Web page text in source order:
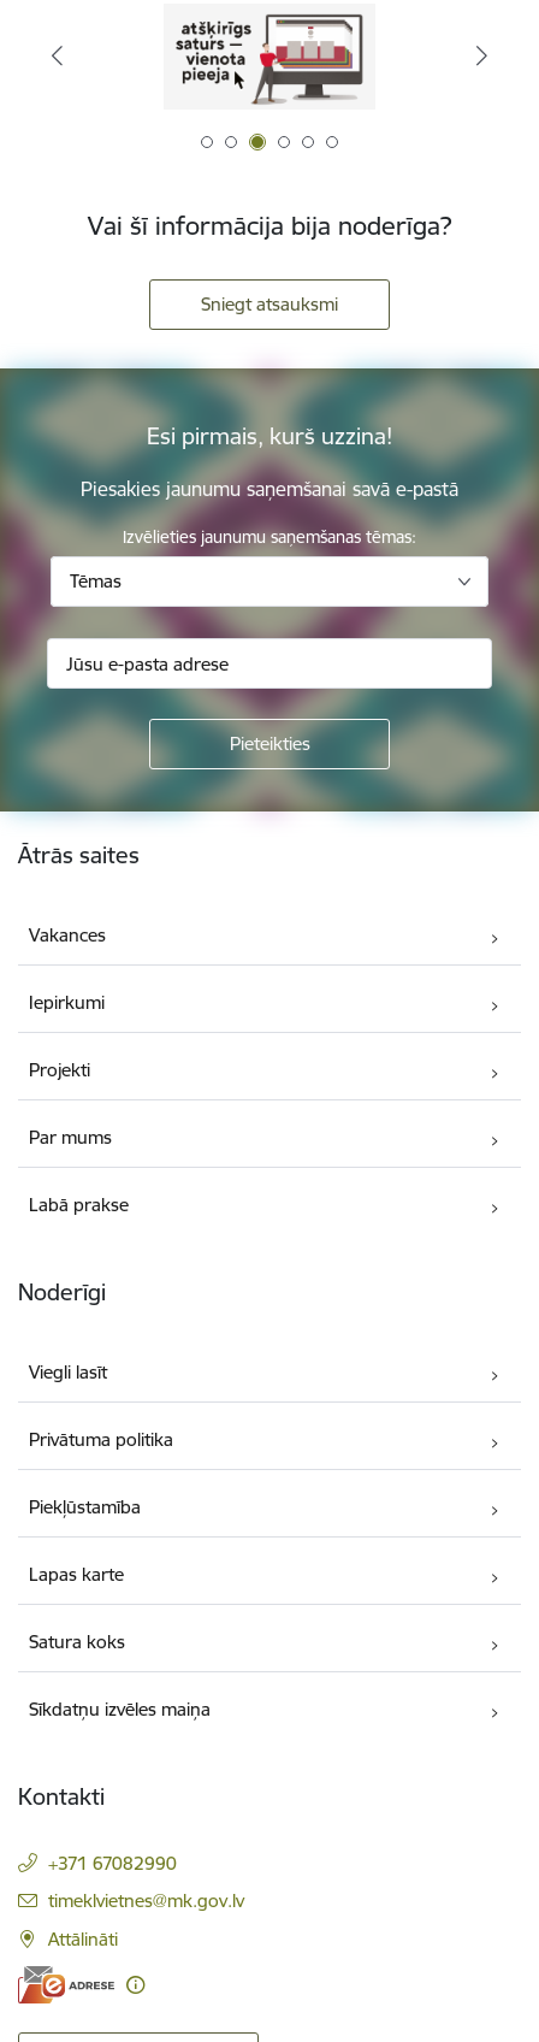
Vai šī informācija bija noderīga?
Sniegt atsauksmi
Esi pirmais, kurš uzzina!
Piesakies jaunumu saņemšanai savā e-pastā
Izvēlieties jaunumu saņemšanas tēmas:
Tēmas
Kājene
Ātrās saites
Vakances
Iepirkumi
Projekti
Par mums
Labā prakse
Noderīgi
Viegli lasīt
Privātuma politika
Piekļūstamība
Lapas karte
Satura koks
Sīkdatņu izvēles maiņa
Kontakti
+371 67082990
E-pasts:
timeklvietnes@mk.gov.lv
Attālināti